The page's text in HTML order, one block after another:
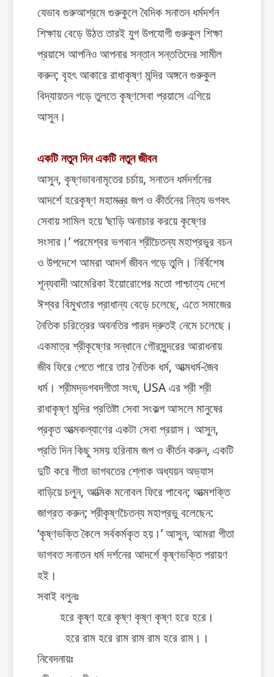
যেভাব গুরুআশ্রমে গুরুকুলে বৈদিক সনাতন ধর্মদর্শন
শিক্ষায় বেড়ে উঠত তারই যুগ উপযোগী গুরুকুল শিক্ষা
প্রয়াসে আপনিও আপনার সন্তান সন্ততিদের সামীল
করুন; বৃহৎ আকারে রাধাকৃষ্ণ মন্দির অঙ্গনে গুরুকুল
বিদ্যায়তন গড়ে তুলতে কৃষ্ণসেবা প্রয়াসে এগিয়ে
আসুন।
একটি নতুন দিন একটি নতুন জীবন
আসুন, কৃষ্ণভাবনামৃতের চর্চায়, সনাতন ধর্মদর্শনের
আদর্শে হরেকৃষ্ণ মহামন্ত্র জপ ও কীর্তনের নিত্য ভগবৎ
সেবায় সামিল হয়ে ‘ছাড়ি অনাচার করয়ে কৃষ্ণের
সংসার।’ পরমেশ্বর ভগবান শ্রীচৈতন্য মহাপ্রভুর বচন
ও উপদেশে আমরা আদর্শ জীবন গড়ে তুলি। নির্বিশেষ
শূন্যবাদী আমেরিকা ইয়োরোপের মতো পাশ্চাত্য দেশে
ঈশ্বর বিমুখতার প্রাধান্য বেড়ে চলেছে, এতে সমাজের
নৈতিক চরিত্রের অবনতির পারদ দ্রুতই নেমে চলেছে।
একমাত্র শ্রীকৃষ্ণের সন্ধানে গৌরসুন্দরের আরাধনায়
জীব ফিরে পেতে পারে তার নৈতিক ধর্ম, আত্মধর্ম-জৈব
ধর্ম। শ্রীমদ্ভগবদগীতা সংঘ, USA এর শ্রী শ্রী
রাধাকৃষ্ণ মন্দির প্রতিষ্টা সেবা সংকল্প আসলে মানুষের
প্রকৃত আত্মকল্যাণের একটা সেবা প্রয়াস। আসুন,
প্রতি দিন কিছু সময় হরিনাম জপ ও কীর্তন করুন, একটি
দুটি করে গীতা ভাগবতের শ্লোক অধ্যয়ন অভ্যাস
বাড়িয়ে চলুন, আত্মিক মনোবল ফিরে পাবেন; আত্মশক্তি
জাগ্রত করুন; শ্রীকৃষ্ণচৈতন্য মহাপ্রভু বলেছেন:
‘কৃষ্ণভক্তি কৈলে সর্বকর্মকৃত হয়।’ আসুন, আমরা গীতা
ভাগবত সনাতন ধর্ম দর্শনের আদর্শে কৃষ্ণভক্তি পরায়ণ
হই।
সবাই বলুনঃ
হরে কৃষ্ণ হরে কৃষ্ণ কৃষ্ণ কৃষ্ণ হরে হরে।
হরে রাম হরে রাম রাম রাম হরে রাম।।
নিবেদনায়ঃ